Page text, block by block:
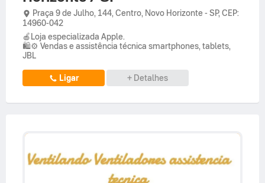
Praça 9 de Julho, 144, Centro, Novo Horizonte - SP, CEP:
14960-042
🍎Loja especializada Apple.
🛍️⚙️ Vendas e assistência técnica smartphones, tablets,
JBL
Ligar + Detalhes